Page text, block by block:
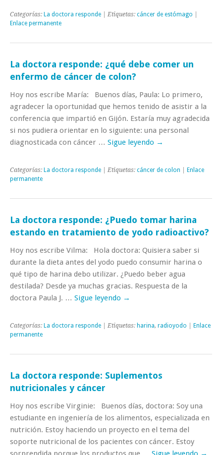
Categorías: La doctora responde | Etiquetas: cáncer de estómago
Enlace permanente
La doctora responde: ¿qué debe comer un
enfermo de cáncer de colon?
Hoy nos escribe María: Buenos días, Paula: Lo primero,
agradecer la oportunidad que hemos tenido de asistir a la
conferencia que impartió en Gijón. Estaría muy agradecida
si nos pudiera orientar en lo siguiente: una personal
diagnosticada con cáncer … Sigue leyendo →
Categorías: La doctora responde | Etiquetas: cáncer de colon
Enlace
permanente
La doctora responde: ¿Puedo tomar harina
estando en tratamiento de yodo radioactivo?
Hoy nos escribe Vilma: Hola doctora: Quisiera saber si
durante la dieta antes del yodo puedo consumir harina o
qué tipo de harina debo utilizar. ¿Puedo beber agua
destilada? Desde ya muchas gracias. Respuesta de la
doctora Paula J. … Sigue leyendo →
Categorías: La doctora responde | Etiquetas: harina, radioyodo
Enlace
permanente
La doctora responde: Suplementos
nutricionales y cáncer
Hoy nos escribe Virginie: Buenos días, doctora: Soy una
estudiante en ingeniería de los alimentos, especializada en
nutrición. Estoy haciendo un proyecto en el tema del
soporte nutricional de los pacientes con cáncer. Estoy